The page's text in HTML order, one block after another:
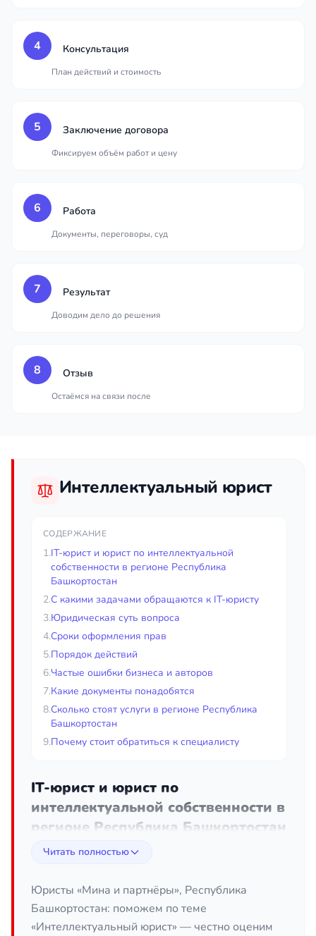
4 Консультация
План действий и стоимость
5 Заключение договора
Фиксируем объём работ и цену
6 Работа
Документы, переговоры, суд
7 Результат
Доводим дело до решения
8 Отзыв
Остаёмся на связи после
Интеллектуальный юрист
СОДЕРЖАНИЕ
1.IT-юрист и юрист по интеллектуальной
собственности в регионе Республика
Башкортостан
2.С какими задачами обращаются к IT-юристу
3.Юридическая суть вопроса
4.Сроки оформления прав
5.Порядок действий
6.Частые ошибки бизнеса и авторов
7.Какие документы понадобятся
8.Сколько стоят услуги в регионе Республика
Башкортостан
9.Почему стоит обратиться к специалисту
IT-юрист и юрист по
интеллектуальной собственности в
регионе Республика Башкортостан
Интеллектуальная собственность и цифровые
— сегодня бренд, программный код, контент
сайта, база данных и даже доменное имя
представляют собой реальные активы, которые
Читать полностью
Юристы «Мина и партнёры», Республика
Башкортостан: поможем по теме
«Интеллектуальный юрист» — честно оценим